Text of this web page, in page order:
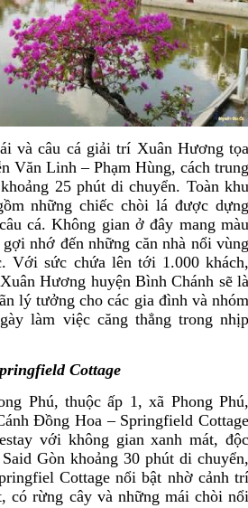
và câu cá giải trí Xuân Hương
Văn Linh – Phạm Hùng, cách
25 phút di chuyển. Toàn
những chiếc chòi lá được
cá. Không gian ở đây mang
nhớ đến những căn nhà nổi
Với sức chứa lên tới 1.000
Hương huyện Bình Chánh sẽ
lý tưởng cho các gia đình và
làm việc căng thẳng trong
Cottage
Phú, thuộc ấp 1, xã Phong
Đồng Hoa – Springfield
với không gian xanh mát,
Gòn khoảng 30 phút di
Cottage nổi bật nhờ cảnh
có rừng cây và những mái chòi